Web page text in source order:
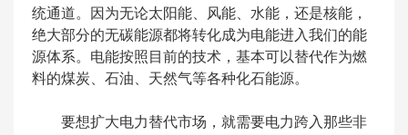
统通道。因为无论太阳能、风能、水能，还是核能，
绝大部分的无碳能源都将转化成为电能进入我们的能
源体系。电能按照目前的技术，基本可以替代作为燃
料的煤炭、石油、天然气等各种化石能源。
要想扩大电力替代市场，就需要电力跨入那些非